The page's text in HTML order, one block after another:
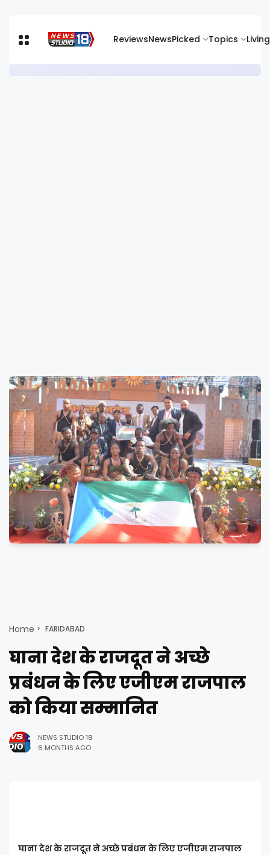
ReviewsNewsPicked Topics Living
Home FARIDABAD
घाना देश के राजदूत ने अच्छे
प्रबंधन के लिए एजीएम राजपाल
को किया सम्मानित
NEWS STUDIO 18
6 MONTHS AGO
घाना देश के राजदूत ने अच्छे प्रबंधन के लिए एजीएम राजपाल